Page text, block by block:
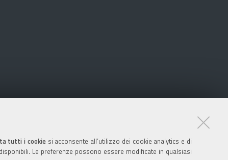
tutti i cookiesi acconsente all’utilizzo dei cookie analytics e di
Le preferenze possono essere modificate in qualsiasi